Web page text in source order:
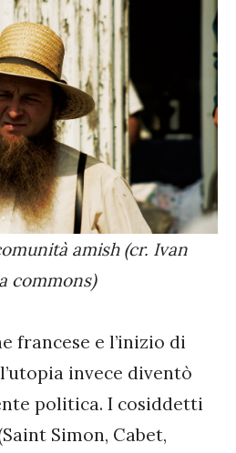
amish (cr. Ivan
commons)
francese e l’inizio di
invece diventò
politica. I cosiddetti
Simon, Cabet,